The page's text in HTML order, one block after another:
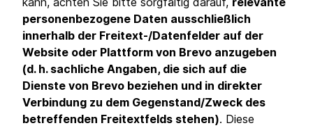
personenbezogene Daten ausschließlich
innerhalb der Freitext-/Datenfelder auf der
Website oder Plattform von Brevo anzugeben
(d. h. sachliche Angaben, die sich auf die
Dienste von Brevo beziehen und in direkter
Verbindung zu dem Gegenstand/Zweck des
betreffenden Freitextfelds stehen). Diese